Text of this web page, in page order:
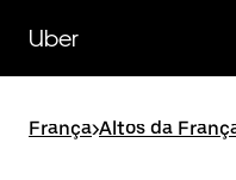
para
conteúdo
Uber
França>Altos da